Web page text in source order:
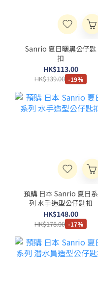
Sanrio 夏日曬黑公仔匙
扣
HK$113.00
HK$139.00 -19%
預購 日本 Sanrio 夏日系
列 水手造型公仔匙扣
HK$148.00
HK$178.00 -17%